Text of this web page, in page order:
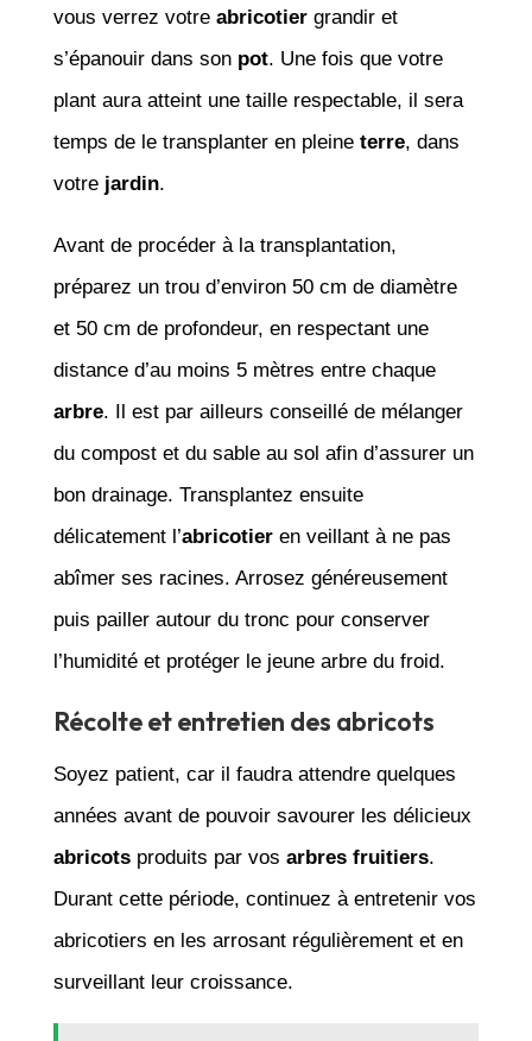
vous verrez votre abricotiergrandir et
s’épanouir dans son pot. Une fois que votre
plant aura atteint une taille respectable, il sera
temps de le transplanter en pleine terre, dans
votre jardin.
Avant de procéder à la transplantation,
préparez un trou d’environ 50 cm de diamètre
et 50 cm de profondeur, en respectant une
distance d’au moins 5 mètres entre chaque
arbre. Il est par ailleurs conseillé de mélanger
du compost et du sable au sol afin d’assurer un
bon drainage. Transplantez ensuite
délicatement l’abricotieren veillant à ne pas
abîmer ses racines. Arrosez généreusement
puis pailler autour du tronc pour conserver
l’humidité et protéger le jeune arbre du froid.
Récolte et entretien des abricots
Soyez patient, car il faudra attendre quelques
années avant de pouvoir savourer les délicieux
abricotsproduits par vos arbres fruitiers.
Durant cette période, continuez à entretenir vos
abricotiers en les arrosant régulièrement et en
surveillant leur croissance.